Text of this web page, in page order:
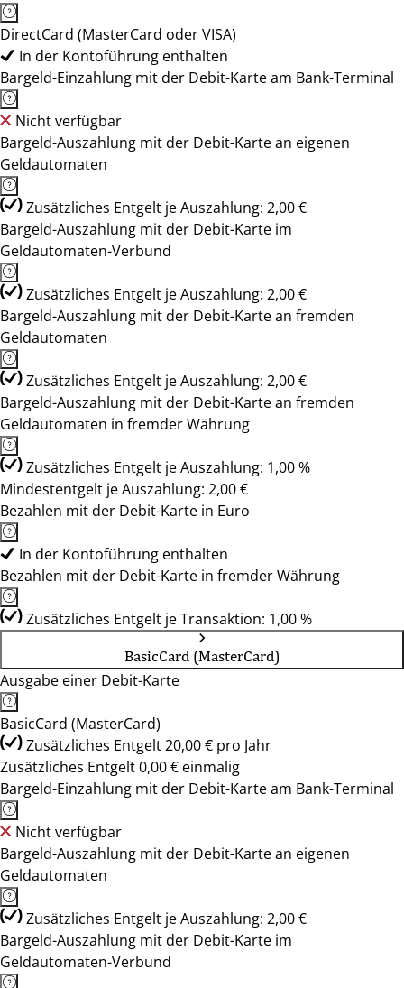
DirectCard (MasterCard oder VISA)
In der Kontoführung enthalten
Bargeld-Einzahlung mit der Debit-Karte am Bank-Terminal
Nicht verfügbar
Bargeld-Auszahlung mit der Debit-Karte an eigenen
Geldautomaten
Zusätzliches Entgelt je Auszahlung: 2,00 €
Bargeld-Auszahlung mit der Debit-Karte im
Geldautomaten-Verbund
Zusätzliches Entgelt je Auszahlung: 2,00 €
Bargeld-Auszahlung mit der Debit-Karte an fremden
Geldautomaten
Zusätzliches Entgelt je Auszahlung: 2,00 €
Bargeld-Auszahlung mit der Debit-Karte an fremden
Geldautomaten in fremder Währung
Zusätzliches Entgelt je Auszahlung: 1,00 %
Mindestentgelt je Auszahlung: 2,00 €
Bezahlen mit der Debit-Karte in Euro
In der Kontoführung enthalten
Bezahlen mit der Debit-Karte in fremder Währung
Zusätzliches Entgelt je Transaktion: 1,00 %
BasicCard (MasterCard)
Ausgabe einer Debit-Karte
BasicCard (MasterCard)
Zusätzliches Entgelt 20,00 € pro Jahr
Zusätzliches Entgelt 0,00 € einmalig
Bargeld-Einzahlung mit der Debit-Karte am Bank-Terminal
Nicht verfügbar
Bargeld-Auszahlung mit der Debit-Karte an eigenen
Geldautomaten
Zusätzliches Entgelt je Auszahlung: 2,00 €
Bargeld-Auszahlung mit der Debit-Karte im
Geldautomaten-Verbund